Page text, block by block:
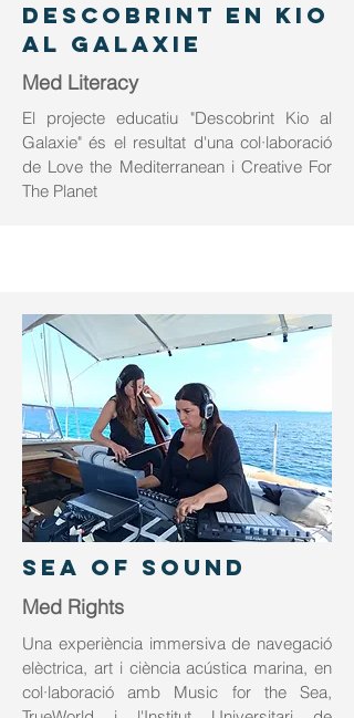
Descobrint en Kio
al Galaxie
Med Literacy
El projecte educatiu "Descobrint Kio al
Galaxie" és el resultat d'una col·laboració
de Love the Mediterranean i Creative For
The Planet
SEA OF SOUND
Med Rights
Una experiència immersiva de navegació
elèctrica, art i ciència acústica marina, en
col·laboració amb Music for the Sea,